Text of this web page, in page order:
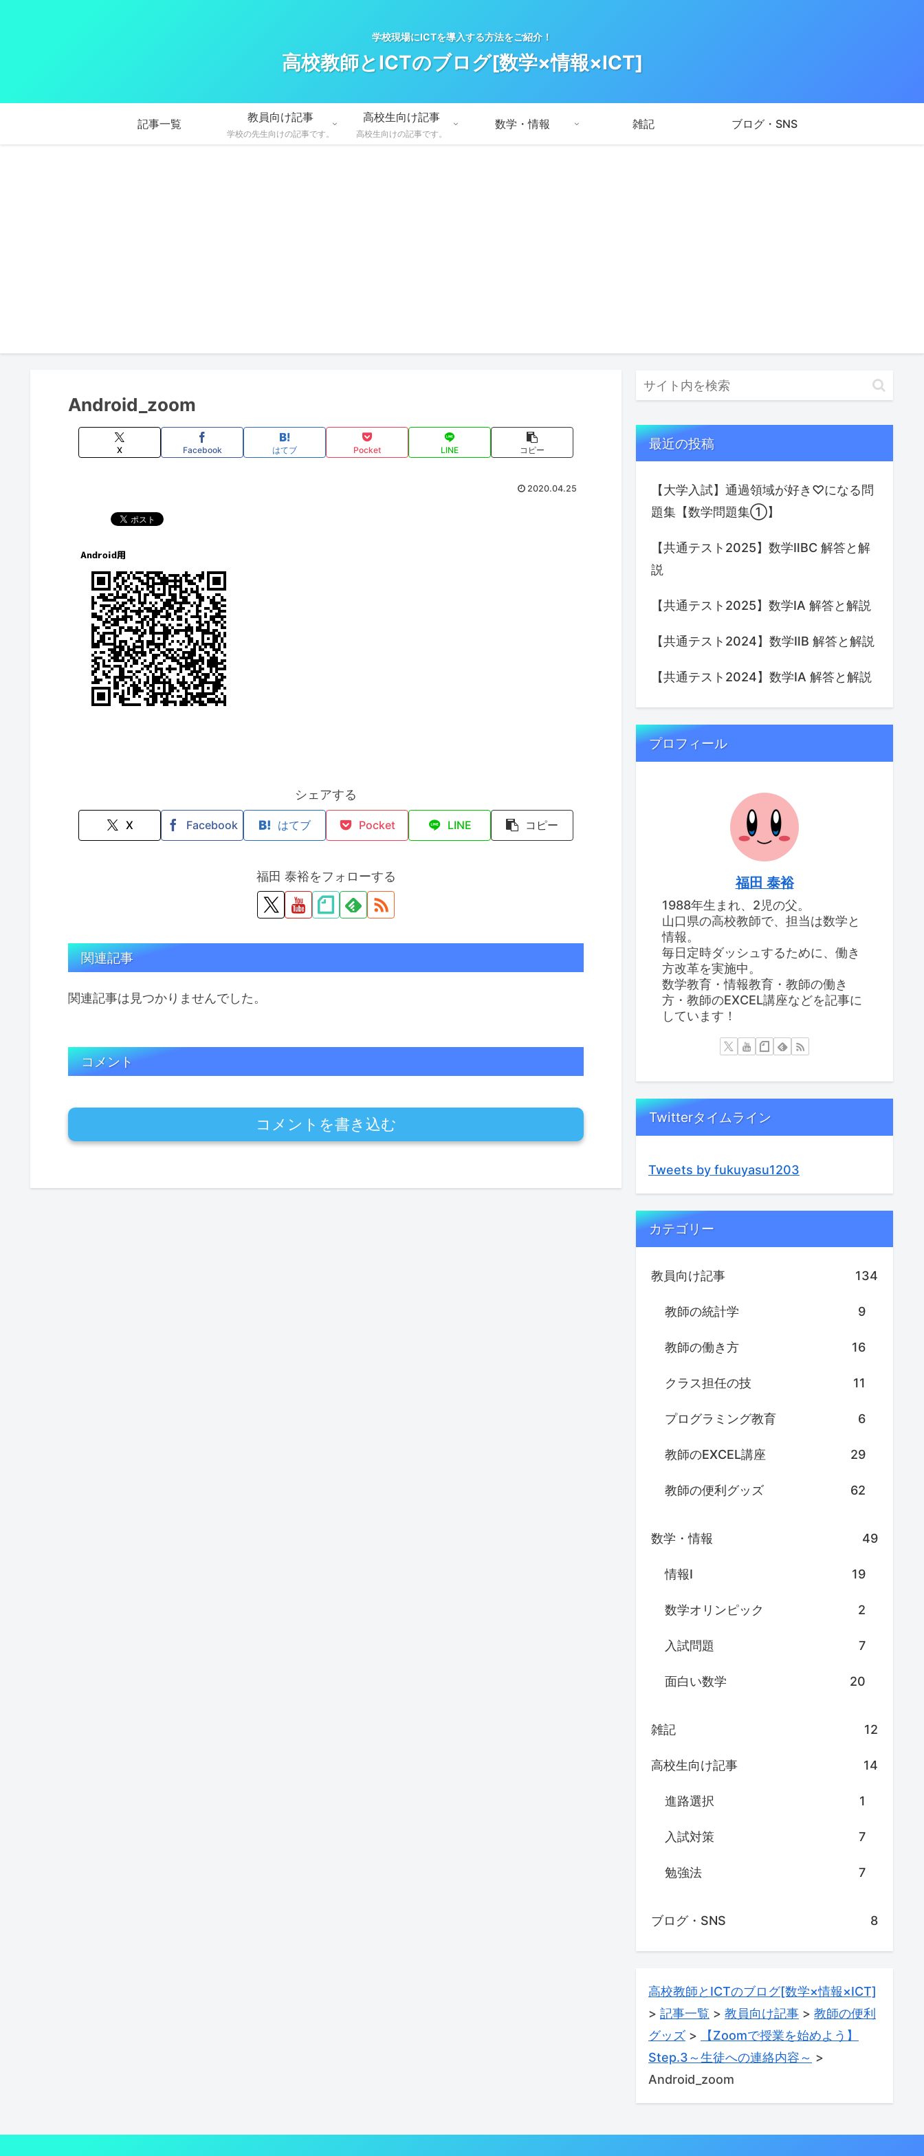
学校現場にICTを導入する方法をご紹介！
高校教師とICTのブログ[数学×情報×ICT]
記事一覧
教員向け記事
学校の先生向けの記事です。
高校生向け記事
高校生向けの記事です。
数学・情報 雑記 ブログ・SNS
Android_zoom
X Facebook はてブ Pocket LINE コピー
2020.04.25
シェアする
X Facebook はてブ Pocket LINE コピー
福田 泰裕をフォローする
関連記事
関連記事は見つかりませんでした。
コメント
コメントを書き込む
最近の投稿
【大学入試】通過領域が好き♡になる問
題集【数学問題集①】
【共通テスト2025】数学ⅡBC 解答と解
説
【共通テスト2025】数学IA 解答と解説
【共通テスト2024】数学ⅡB 解答と解説
【共通テスト2024】数学IA 解答と解説
プロフィール
福田 泰裕
1988年生まれ、2児の父。
山口県の高校教師で、担当は数学と
情報。
毎日定時ダッシュするために、働き
方改革を実施中。
数学教育・情報教育・教師の働き
方・教師のEXCEL講座などを記事に
しています！
Twitterタイムライン
Tweets by fukuyasu1203
カテゴリー
教員向け記事 134
教師の統計学 9
教師の働き方 16
クラス担任の技 11
プログラミング教育 6
教師のEXCEL講座 29
教師の便利グッズ 62
数学・情報 49
情報Ⅰ 19
数学オリンピック 2
入試問題 7
面白い数学 20
雑記 12
高校生向け記事 14
進路選択 1
入試対策 7
勉強法 7
ブログ・SNS 8
高校教師とICTのブログ[数学×情報×ICT]
> 記事一覧 > 教員向け記事 > 教師の便利
グッズ >
【Zoomで授業を始めよう】
Step.3～生徒への連絡内容～ >
Android_zoom